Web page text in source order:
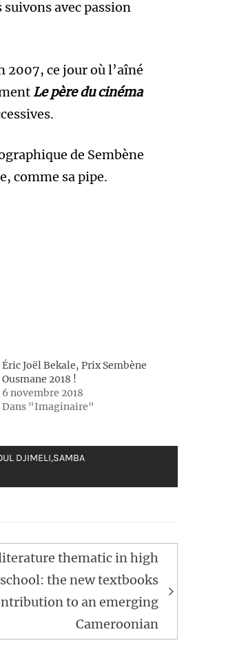
avec passion
2007, ce jour où l’aîné
Le père du cinéma
de Sembène
comme sa pipe.
Éric Joël Bekale, Prix Sembène
Ousmane 2018 !
6 novembre 2018
Dans "Imaginaire"
DJIMELI,SAMBA
thematic in high
school: the new textbooks
to an emerging
Cameroonian